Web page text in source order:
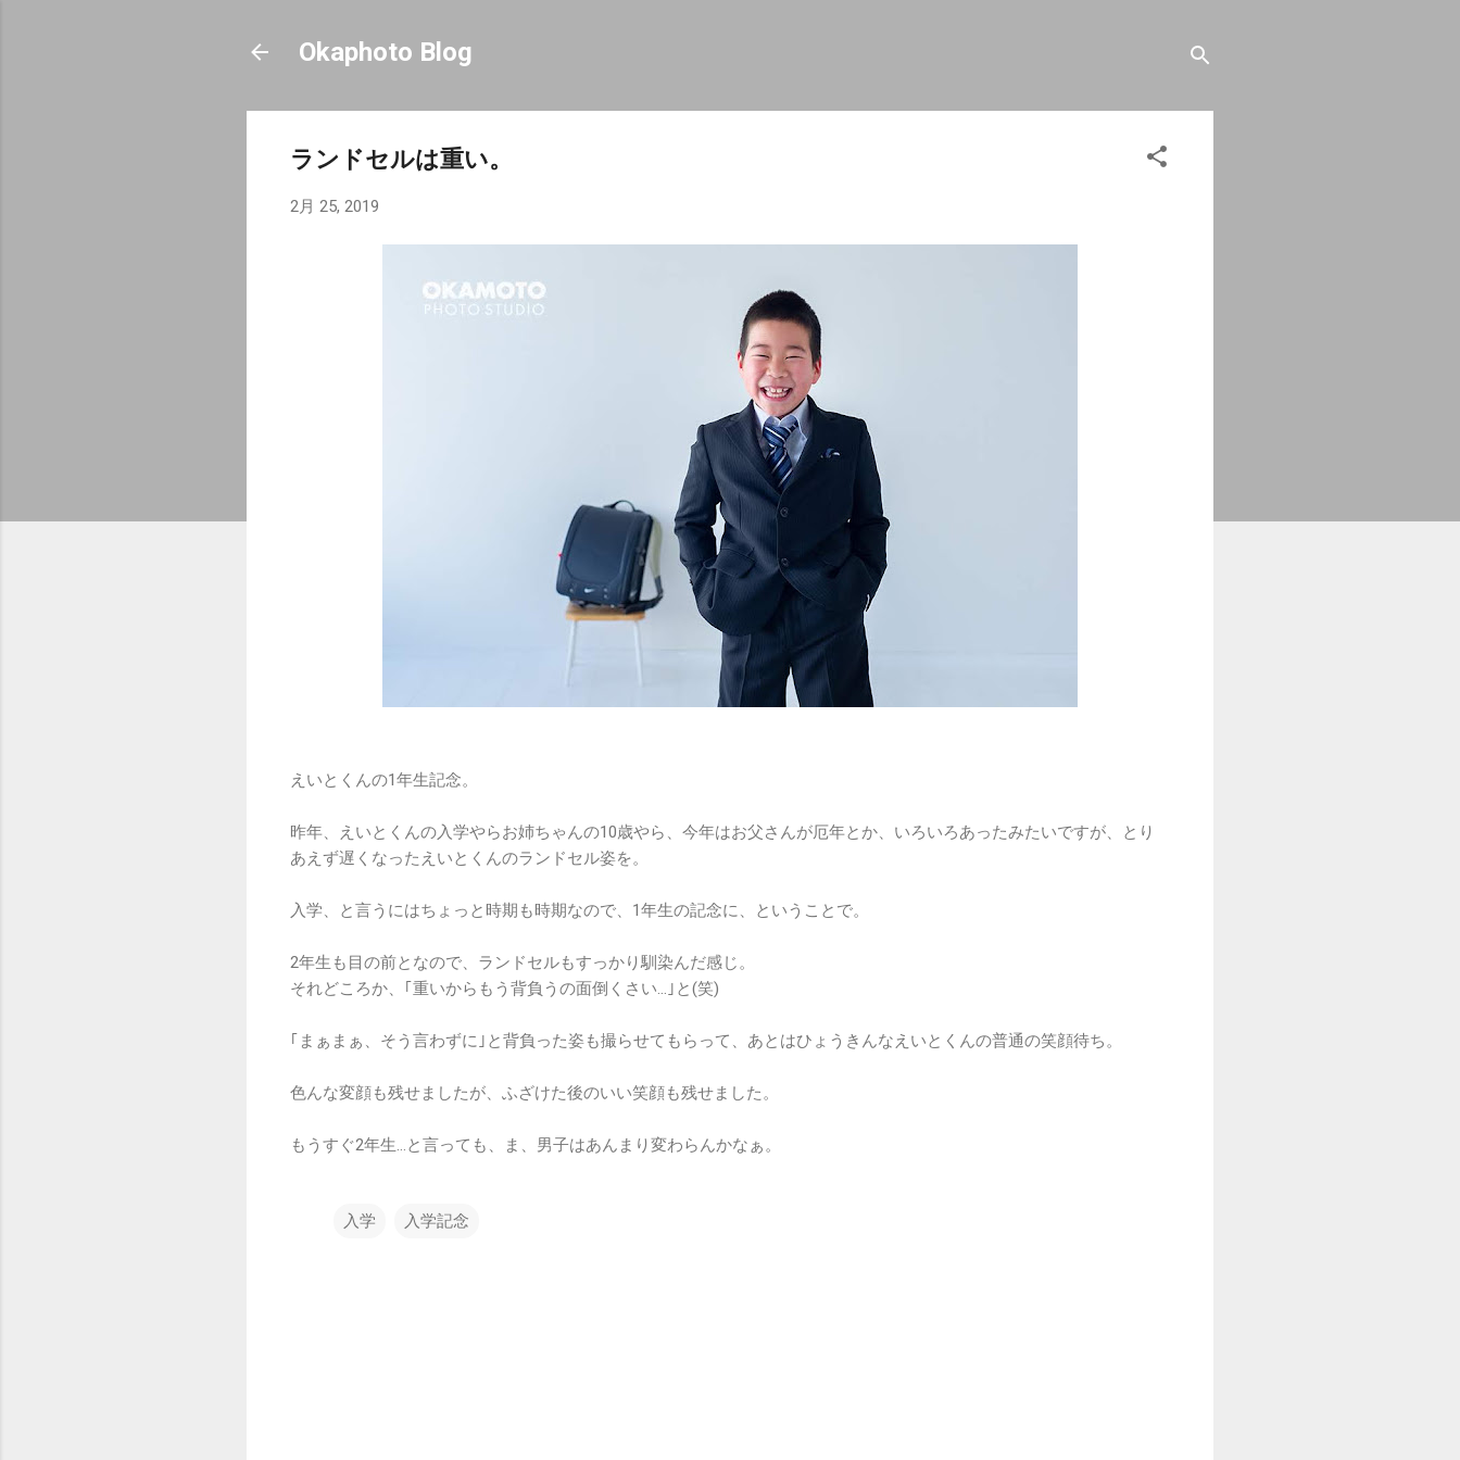
Okaphoto Blog
ランドセルは重い。
2月 25, 2019
えいとくんの1年生記念。
昨年、えいとくんの入学やらお姉ちゃんの10歳やら、今年はお父さんが厄年とか、いろいろあったみたいですが、とり
あえず遅くなったえいとくんのランドセル姿を。
入学、と言うにはちょっと時期も時期なので、1年生の記念に、ということで。
2年生も目の前となので、ランドセルもすっかり馴染んだ感じ。
それどころか、｢重いからもう背負うの面倒くさい…｣と(笑)
｢まぁまぁ、そう言わずに｣と背負った姿も撮らせてもらって、あとはひょうきんなえいとくんの普通の笑顔待ち。
色んな変顔も残せましたが、ふざけた後のいい笑顔も残せました。
もうすぐ2年生…と言っても、ま、男子はあんまり変わらんかなぁ。
入学 入学記念